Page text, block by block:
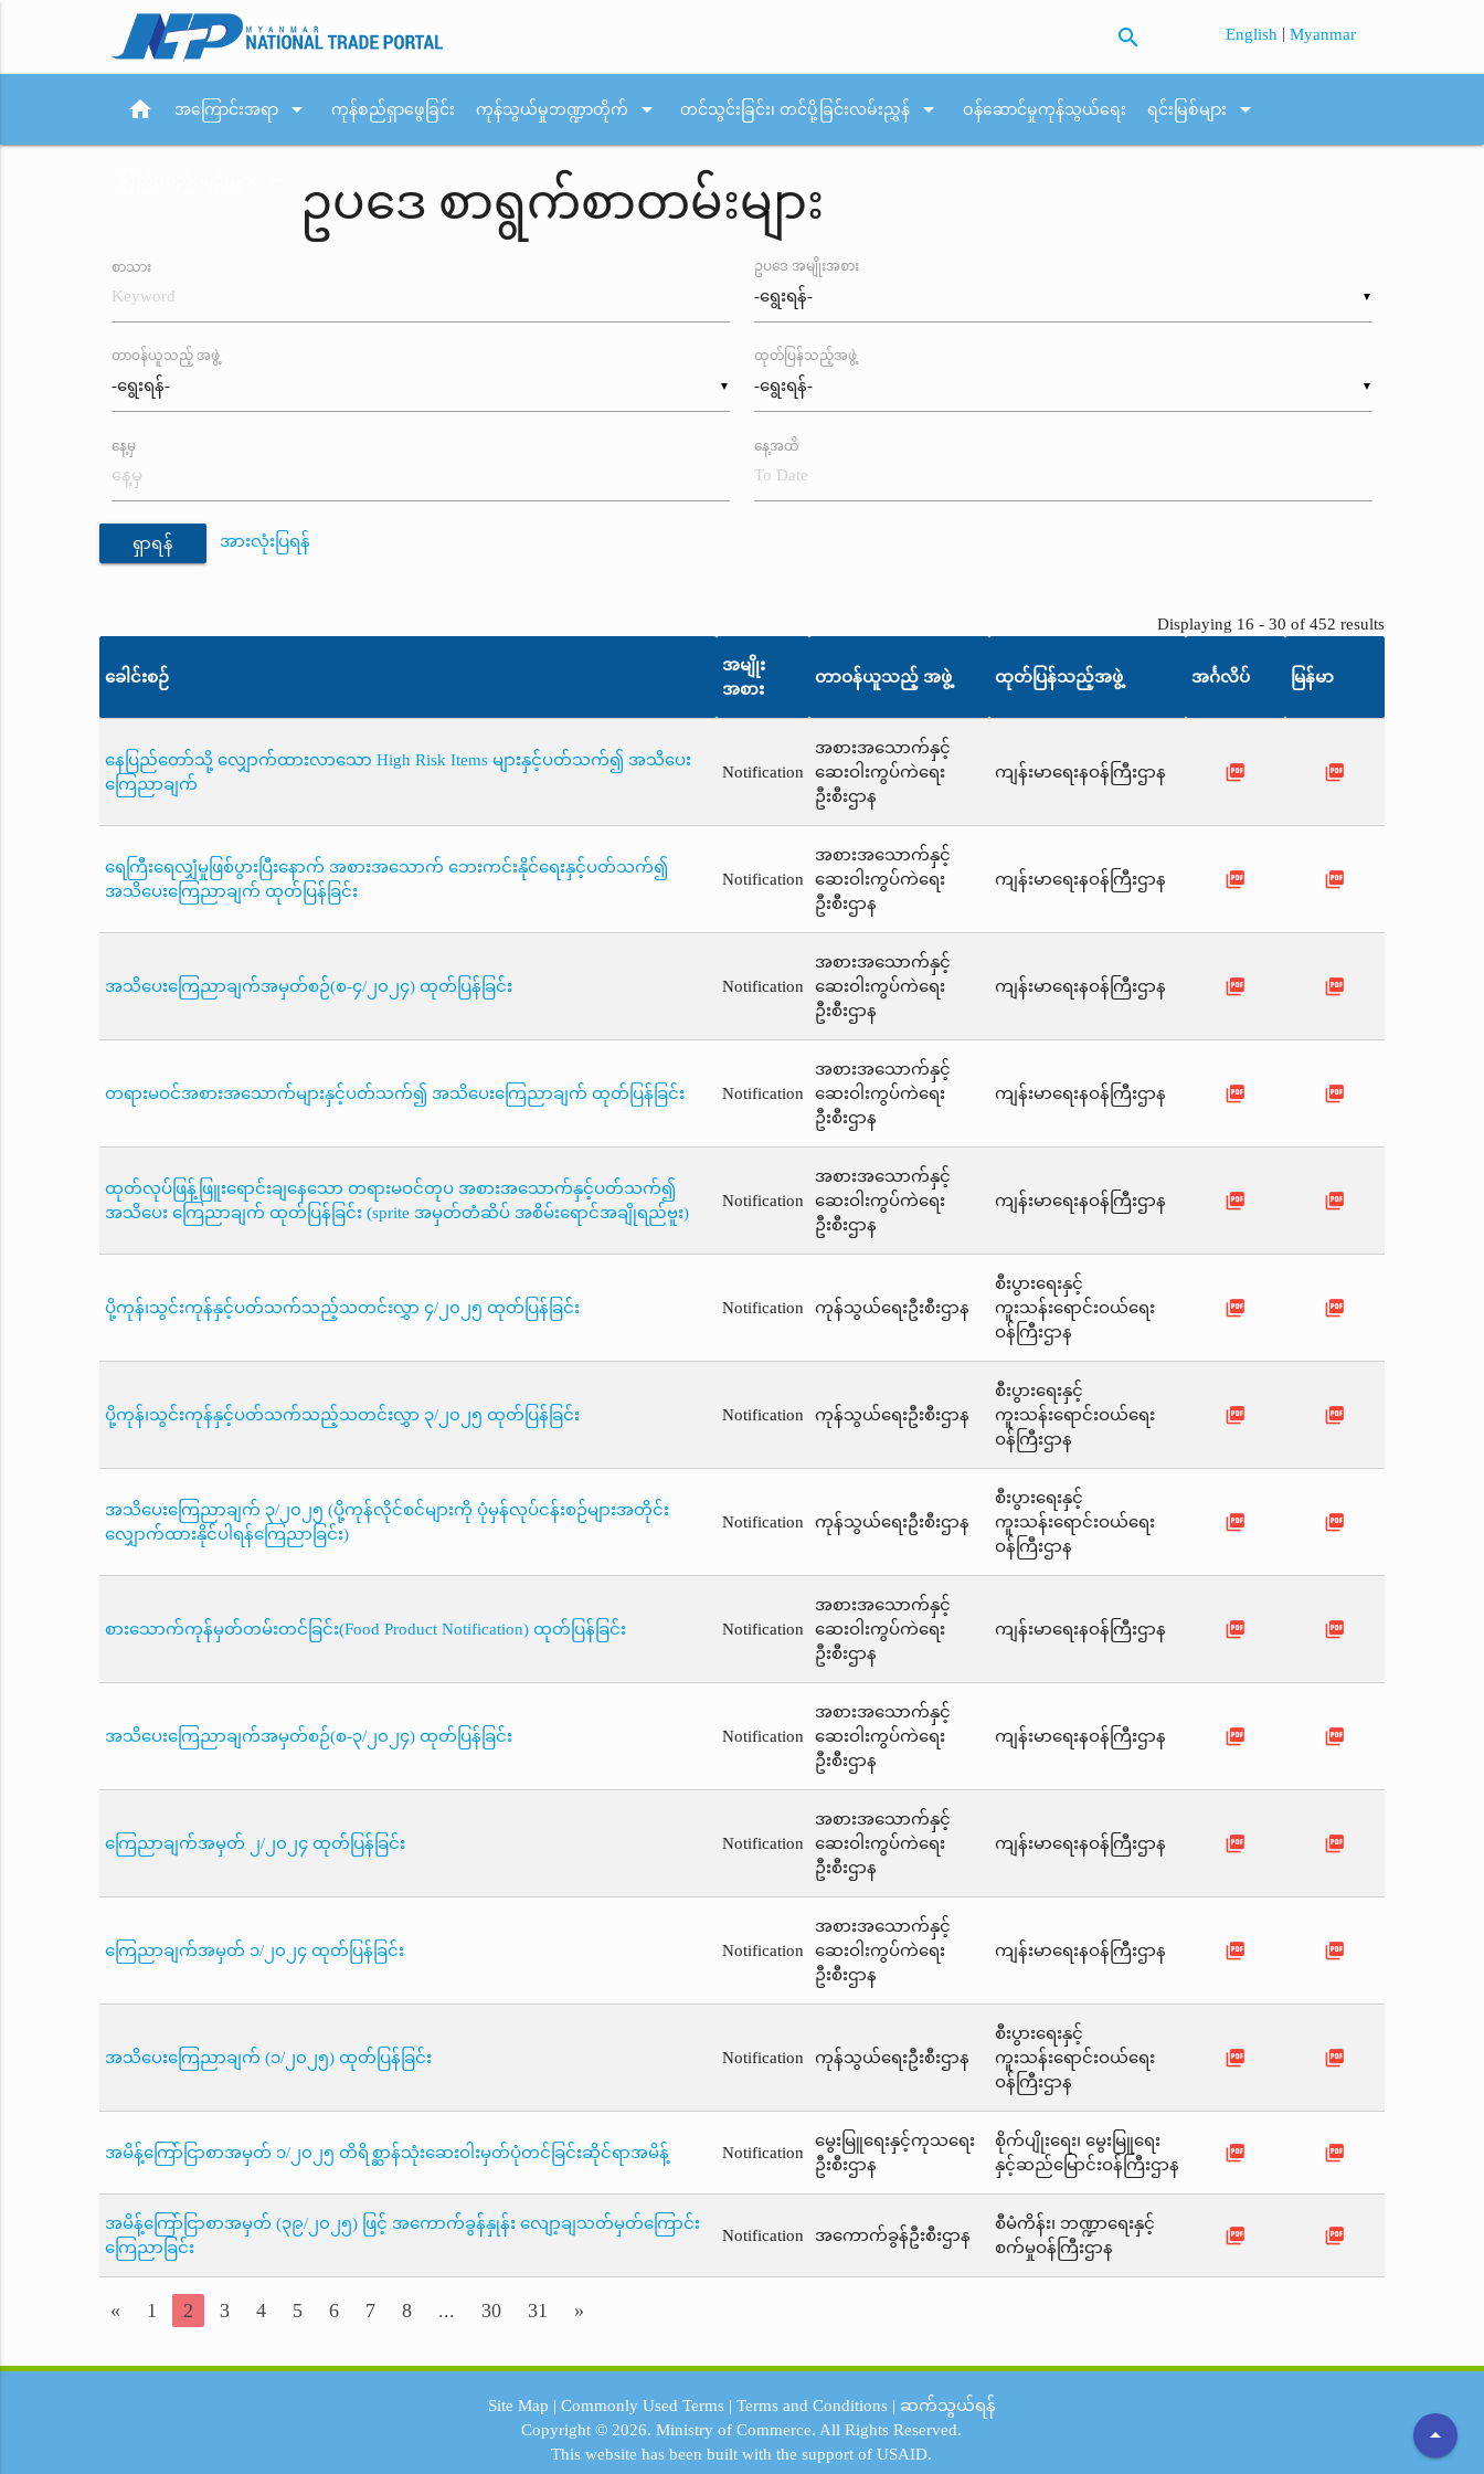
search English |Myanmar
home အကြောင်းအရာ arrow_drop_down ကုန်စည်ရှာဖွေခြင်း ကုန်သွယ်မှုဘဏ္ဍာတိုက် arrow_drop_down တင်သွင်းခြင်း၊ တင်ပို့ခြင်းလမ်းညွှန် arrow_drop_down ဝန်ဆောင်မှုကုန်သွယ်ရေး ရင်းမြစ်များ arrow_drop_down
ဥပဒေ စာရွက်စာတမ်းများ
စာသား
▼
ဥပဒေ အမျိုးအစား
▼
တာဝန်ယူသည့် အဖွဲ့
▼
ထုတ်ပြန်သည့်အဖွဲ့
နေ့မှ နေ့အထိ
ရှာရန် အားလုံးပြရန်
Displaying 16 - 30 of 452 results
ခေါင်းစဉ်
အမျိုး
အစား
တာဝန်ယူသည့် အဖွဲ့ ထုတ်ပြန်သည့်အဖွဲ့ အင်္ဂလိပ် မြန်မာ
နေပြည်တော်သို့ လျှောက်ထားလာသော High Risk Items များနှင့်ပတ်သက်၍ အသိပေး
ကြေညာချက်
Notification
အစားအသောက်နှင့်
ဆေးဝါးကွပ်ကဲရေး
ဦးစီးဌာန
ကျန်းမာရေးနဝန်ကြီးဌာန picture_as_pdf picture_as_pdf
ရေကြီးရေလျှံမှုဖြစ်ပွားပြီးနောက် အစားအသောက် ဘေးကင်းနိုင်ရေးနှင့်ပတ်သက်၍
အသိပေးကြေညာချက် ထုတ်ပြန်ခြင်း
Notification
အစားအသောက်နှင့်
ဆေးဝါးကွပ်ကဲရေး
ဦးစီးဌာန
ကျန်းမာရေးနဝန်ကြီးဌာန picture_as_pdf picture_as_pdf
အသိပေးကြေညာချက်အမှတ်စဉ်(စ-၄/၂၀၂၄) ထုတ်ပြန်ခြင်း Notification
အစားအသောက်နှင့်
ဆေးဝါးကွပ်ကဲရေး
ဦးစီးဌာန
ကျန်းမာရေးနဝန်ကြီးဌာန picture_as_pdf picture_as_pdf
တရားမဝင်အစားအသောက်များနှင့်ပတ်သက်၍ အသိပေးကြေညာချက် ထုတ်ပြန်ခြင်း Notification
အစားအသောက်နှင့်
ဆေးဝါးကွပ်ကဲရေး
ဦးစီးဌာန
ကျန်းမာရေးနဝန်ကြီးဌာန picture_as_pdf picture_as_pdf
ထုတ်လုပ်ဖြန့်ဖြူးရောင်းချနေသော တရားမဝင်တုပ အစားအသောက်နှင့်ပတ်သက်၍
အသိပေး ကြေညာချက် ထုတ်ပြန်ခြင်း (sprite အမှတ်တံဆိပ် အစိမ်းရောင်အချိုရည်ဗူး)
Notification
အစားအသောက်နှင့်
ဆေးဝါးကွပ်ကဲရေး
ဦးစီးဌာန
ကျန်းမာရေးနဝန်ကြီးဌာန picture_as_pdf picture_as_pdf
ပို့ကုန်၊သွင်းကုန်နှင့်ပတ်သက်သည့်သတင်းလွှာ ၄/၂၀၂၅ ထုတ်ပြန်ခြင်း Notification ကုန်သွယ်ရေးဦးစီးဌာန
စီးပွားရေးနှင့်
ကူးသန်းရောင်းဝယ်ရေး
ဝန်ကြီးဌာန
picture_as_pdf picture_as_pdf
ပို့ကုန်၊သွင်းကုန်နှင့်ပတ်သက်သည့်သတင်းလွှာ ၃/၂၀၂၅ ထုတ်ပြန်ခြင်း Notification ကုန်သွယ်ရေးဦးစီးဌာန
စီးပွားရေးနှင့်
ကူးသန်းရောင်းဝယ်ရေး
ဝန်ကြီးဌာန
picture_as_pdf picture_as_pdf
အသိပေးကြေညာချက် ၃/၂၀၂၅ (ပို့ကုန်လိုင်စင်များကို ပုံမှန်လုပ်ငန်းစဉ်များအတိုင်း
လျှောက်ထားနိုင်ပါရန်ကြေညာခြင်း)
Notification ကုန်သွယ်ရေးဦးစီးဌာန
စီးပွားရေးနှင့်
ကူးသန်းရောင်းဝယ်ရေး
ဝန်ကြီးဌာန
picture_as_pdf picture_as_pdf
စားသောက်ကုန်မှတ်တမ်းတင်ခြင်း(Food Product Notification) ထုတ်ပြန်ခြင်း Notification
အစားအသောက်နှင့်
ဆေးဝါးကွပ်ကဲရေး
ဦးစီးဌာန
ကျန်းမာရေးနဝန်ကြီးဌာန picture_as_pdf picture_as_pdf
အသိပေးကြေညာချက်အမှတ်စဉ်(စ-၃/၂၀၂၄) ထုတ်ပြန်ခြင်း Notification
အစားအသောက်နှင့်
ဆေးဝါးကွပ်ကဲရေး
ဦးစီးဌာန
ကျန်းမာရေးနဝန်ကြီးဌာန picture_as_pdf picture_as_pdf
ကြေညာချက်အမှတ် ၂/၂၀၂၄ ထုတ်ပြန်ခြင်း Notification
အစားအသောက်နှင့်
ဆေးဝါးကွပ်ကဲရေး
ဦးစီးဌာန
ကျန်းမာရေးနဝန်ကြီးဌာန picture_as_pdf picture_as_pdf
ကြေညာချက်အမှတ် ၁/၂၀၂၄ ထုတ်ပြန်ခြင်း Notification
အစားအသောက်နှင့်
ဆေးဝါးကွပ်ကဲရေး
ဦးစီးဌာန
ကျန်းမာရေးနဝန်ကြီးဌာန picture_as_pdf picture_as_pdf
အသိပေးကြေညာချက် (၁/၂၀၂၅) ထုတ်ပြန်ခြင်း Notification ကုန်သွယ်ရေးဦးစီးဌာန
စီးပွားရေးနှင့်
ကူးသန်းရောင်းဝယ်ရေး
ဝန်ကြီးဌာန
picture_as_pdf picture_as_pdf
အမိန့်ကြော်ငြာစာအမှတ် ၁/၂၀၂၅ တိရိစ္ဆာန်သုံးဆေးဝါးမှတ်ပုံတင်ခြင်းဆိုင်ရာအမိန့် Notification
မွေးမြူရေးနှင့်ကုသရေး
ဦးစီးဌာန
စိုက်ပျိုးရေး၊ မွေးမြူရေး
နှင့်ဆည်မြောင်းဝန်ကြီးဌာန
picture_as_pdf picture_as_pdf
အမိန့်ကြော်ငြာစာအမှတ် (၃၉/၂၀၂၅) ဖြင့် အကောက်ခွန်နှုန်း လျော့ချသတ်မှတ်ကြောင်း
ကြေညာခြင်း
Notification အကောက်ခွန်ဦးစီးဌာန
စီမံကိန်း၊ ဘဏ္ဍာရေးနှင့်
စက်မှုဝန်ကြီးဌာန
picture_as_pdf picture_as_pdf
« 1 2 3 4 5 6 7 8 ... 30 31 »
arrow_drop_up
Site Map | Commonly Used Terms| Terms and Conditions| ဆက်သွယ်ရန်
Copyright © 2026.Ministry of Commerce. All Rights Reserved.
This website has been built with the support ofUSAID.